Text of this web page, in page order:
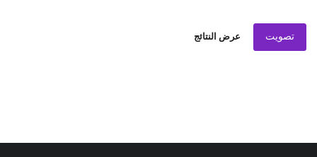
تصويت عرض النتائج